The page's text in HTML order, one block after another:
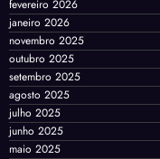
fevereiro 2026
janeiro 2026
novembro 2025
outubro 2025
setembro 2025
agosto 2025
julho 2025
junho 2025
maio 2025